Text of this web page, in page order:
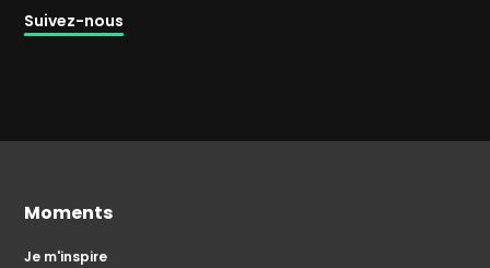
Suivez-nous
Moments
Je m'inspire